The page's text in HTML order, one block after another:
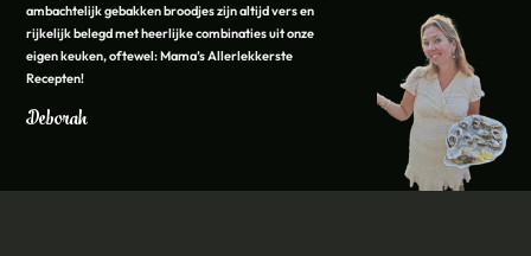
ambachtelijk gebakken broodjes zijn altijd vers en
rijkelijk belegd met heerlijke combinaties uit onze
eigen keuken, oftewel: Mama’s Allerlekkerste
Recepten!
Deborah